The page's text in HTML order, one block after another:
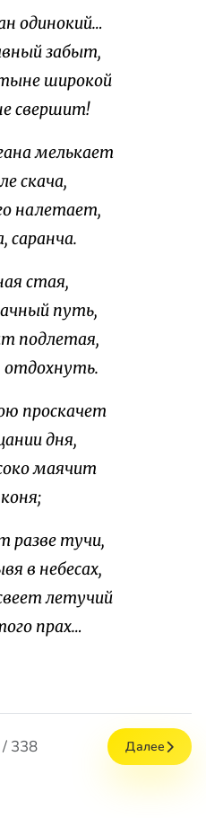
одинокий…
забыт,
широкой
свершит!
мелькает
скача,
налетает,
стая,
путь,
подлетая,
отдохнуть.
проскачет
дня,
маячит
разве тучи,
в небесах,
летучий
прах…
338 Далее